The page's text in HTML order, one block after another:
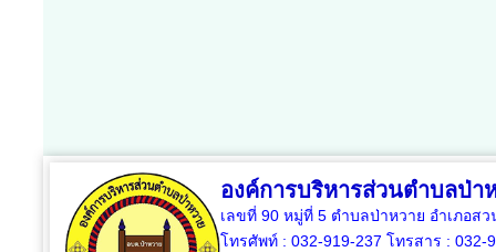
องค์การบริหารส่วนตำบลป่า
เลขที่ 90 หมู่ที่ 5 ตำบลป่าหวาย อำเภอส
โทรศัพท์ : 032-919-237 โทรสาร : 032-